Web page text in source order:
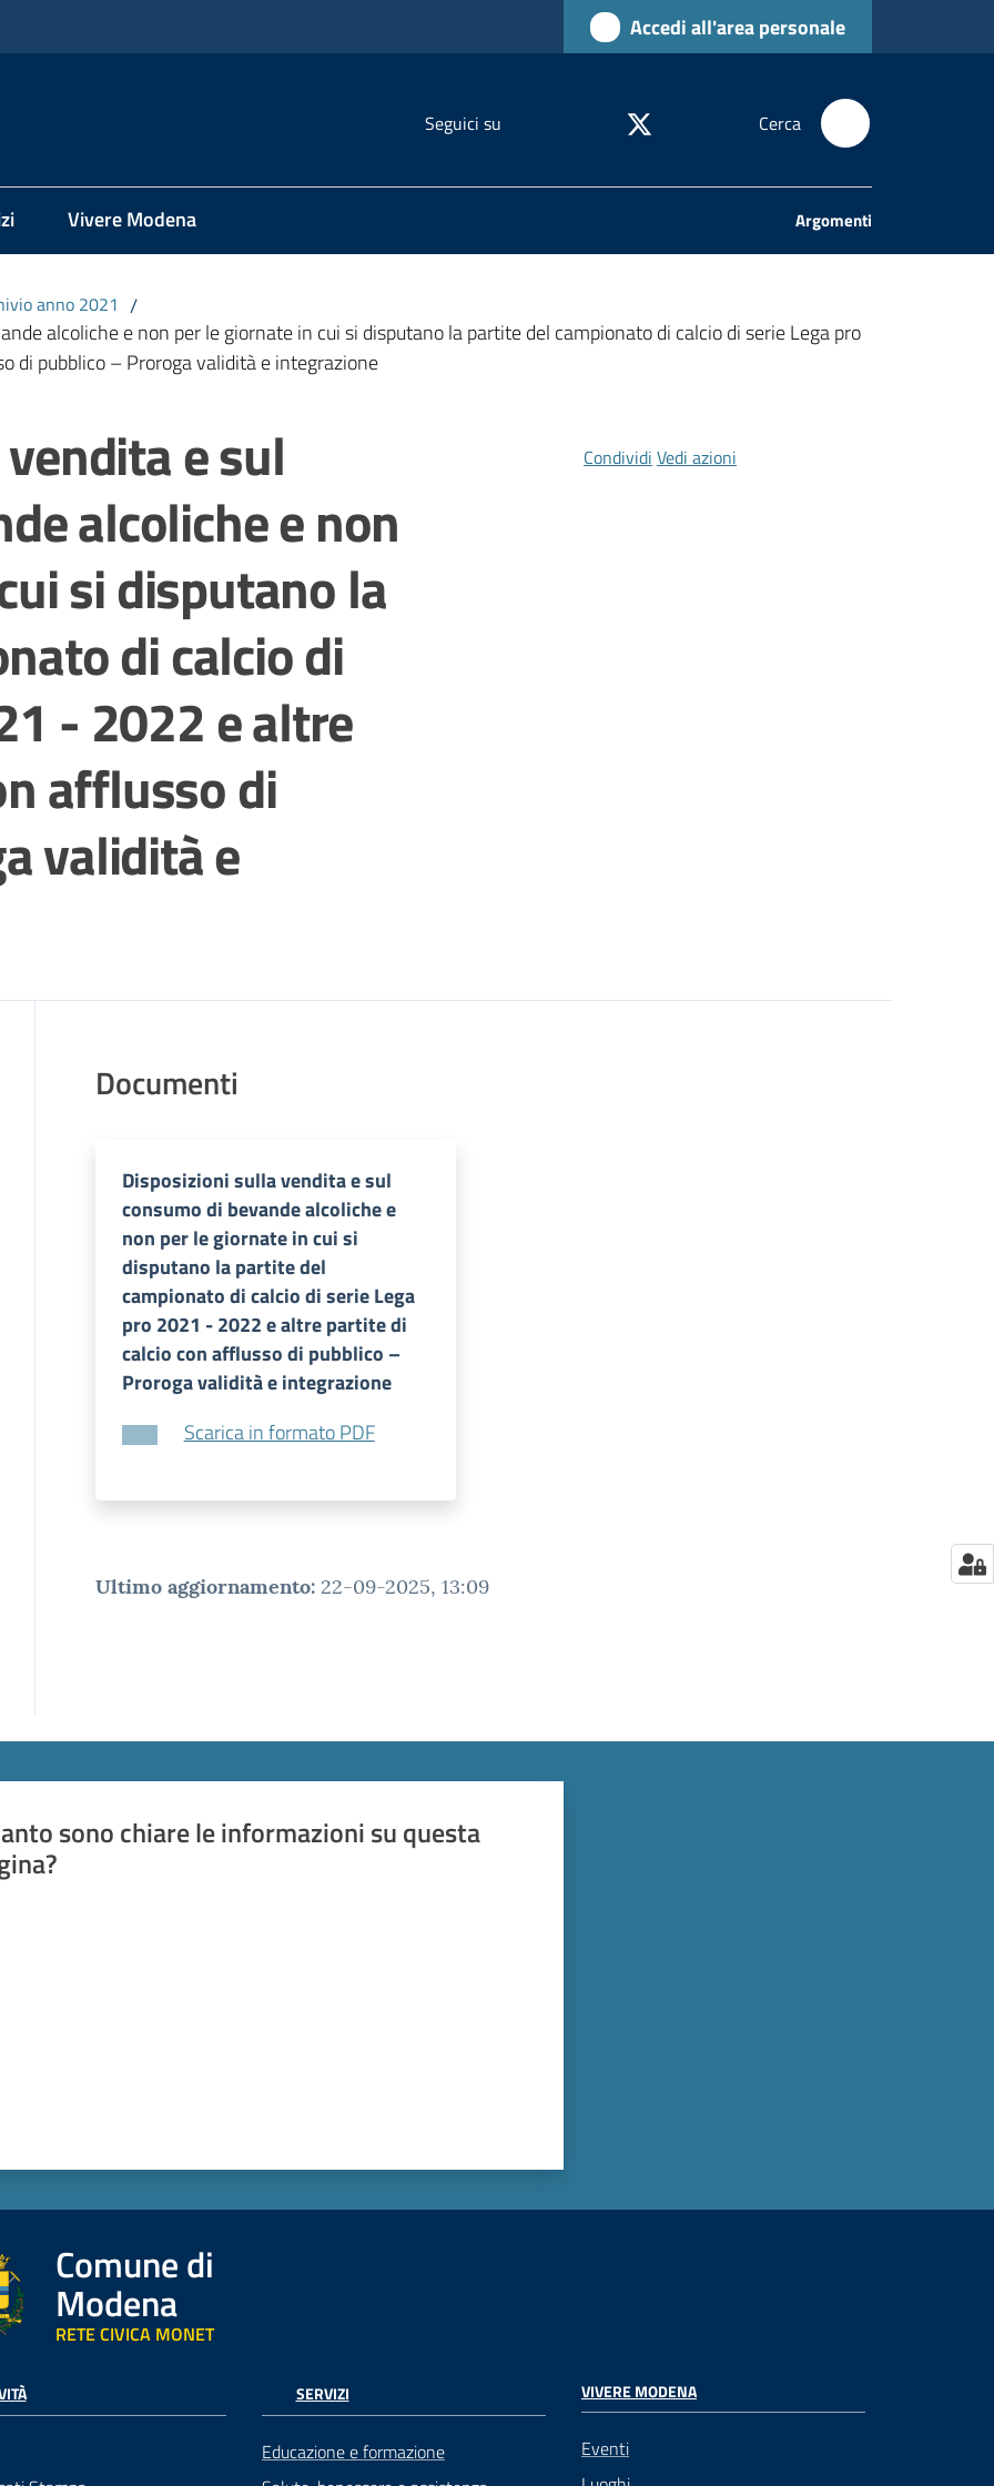
Accedi all'area personale
Seguici su Cerca
Vivere Modena Argomenti
anno 2021 /
alcoliche e non per le giornate in cui si disputano la partite del campionato di calcio di serie Lega pro
di pubblico – Proroga validità e integrazione
e sul
alcoliche e non
si disputano la
di calcio di
- 2022 e altre
afflusso di
validità e
Condividi Vedi azioni
Documenti
Disposizioni sulla vendita e sul
consumo di bevande alcoliche e
non per le giornate in cui si
disputano la partite del
campionato di calcio di serie Lega
pro 2021 - 2022 e altre partite di
calcio con afflusso di pubblico –
Proroga validità e integrazione
Scarica in formato PDF
Ultimo aggiornamento: 22-09-2025, 13:09
sono chiare le informazioni su questa
Comune di
Modena
RETE CIVICA MONET
SERVIZI
Educazione e formazione
VIVERE MODENA
Eventi